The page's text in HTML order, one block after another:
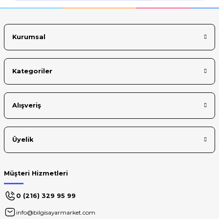
Kurumsal
Kategoriler
Alışveriş
Üyelik
Müşteri Hizmetleri
0 (216) 329 95 99
info@bilgisayarmarket.com